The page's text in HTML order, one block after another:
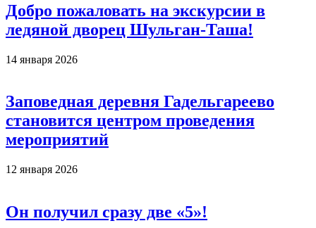
Добро пожаловать на экскурсии в
ледяной дворец Шульган-Таша!
14 января 2026
Заповедная деревня Гадельгареево
становится центром проведения
мероприятий
12 января 2026
Он получил сразу две «5»!